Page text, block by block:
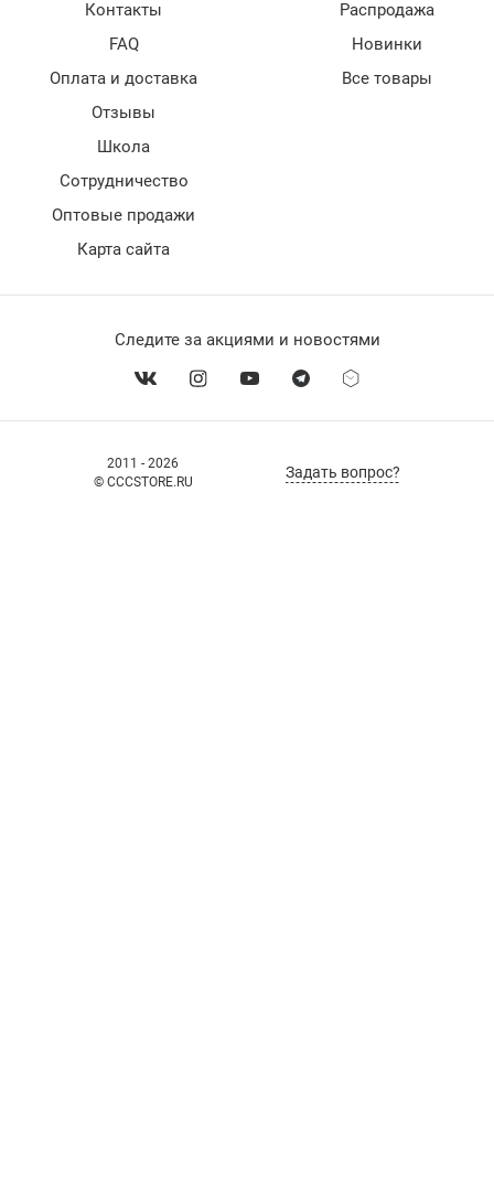
2011 - 2026
© CCCSTORE.RU
Задать вопрос?
Контакты
FAQ
Оплата и доставка
Отзывы
Школа
Сотрудничество
Оптовые продажи
Карта сайта
Распродажа
Новинки
Все товары
Следите за акциями и новостями